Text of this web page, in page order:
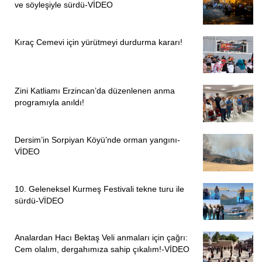
ve söyleşiyle sürdü-VİDEO
Kıraç Cemevi için yürütmeyi durdurma kararı!
Zini Katliamı Erzincan’da düzenlenen anma
programıyla anıldı!
Dersim’in Sorpiyan Köyü’nde orman yangını-
VİDEO
10. Geleneksel Kurmeş Festivali tekne turu ile
sürdü-VİDEO
Analardan Hacı Bektaş Veli anmaları için çağrı:
Cem olalım, dergahımıza sahip çıkalım!-VİDEO